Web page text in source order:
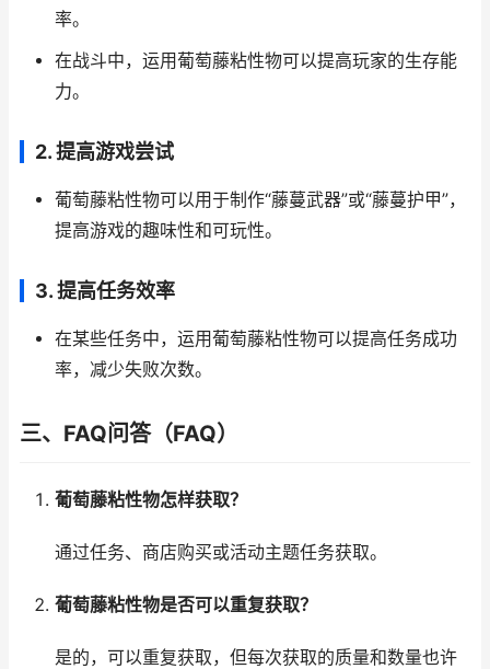
率。
在战斗中，运用葡萄藤粘性物可以提高玩家的生存能
力。
2.提高游戏尝试
葡萄藤粘性物可以用于制作“藤蔓武器”或“藤蔓护甲”，
提高游戏的趣味性和可玩性。
3.提高任务效率
在某些任务中，运用葡萄藤粘性物可以提高任务成功
率，减少失败次数。
三、FAQ问答（FAQ）
葡萄藤粘性物怎样获取？
通过任务、商店购买或活动主题任务获取。
葡萄藤粘性物是否可以重复获取？
是的，可以重复获取，但每次获取的质量和数量也许